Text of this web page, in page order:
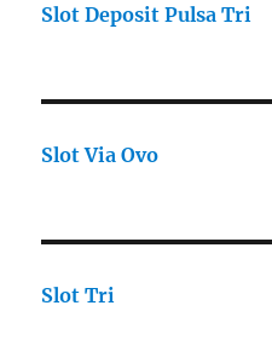
Slot Deposit Pulsa Tri
Slot Via Ovo
Slot Tri